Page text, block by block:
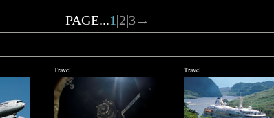
PAGE...1|2|3→
Travel Travel